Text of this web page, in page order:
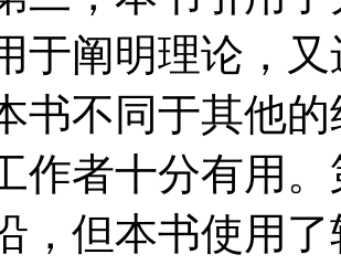
于阐明理论，
书不同于其他
作者十分有用
，但本书使用